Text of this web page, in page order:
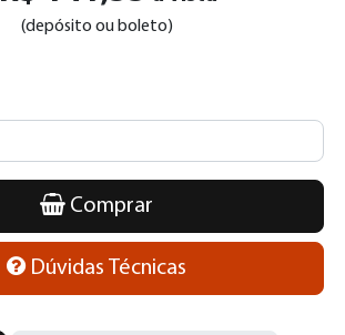
(depósito ou boleto)
Comprar
Dúvidas Técnicas